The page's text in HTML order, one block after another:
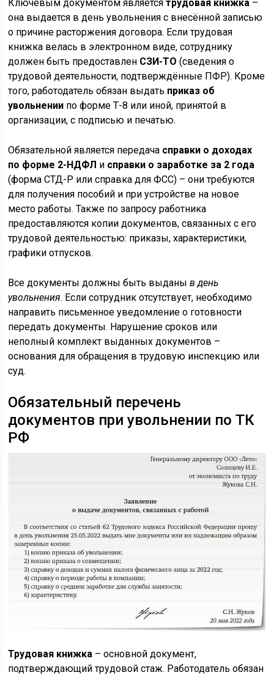
Ключевым документом являетсятрудовая книжка –
она выдается в день увольнения с внесённой записью
о причине расторжения договора. Если трудовая
книжка велась в электронном виде, сотруднику
должен быть предоставлен СЗИ-ТО (сведения о
трудовой деятельности, подтверждённые ПФР). Кроме
того, работодатель обязан выдать приказ об
увольнении по форме Т-8 или иной, принятой в
организации, с подписью и печатью.
Обязательной является передача справки о доходах
по форме 2-НДФЛ и справки о заработке за 2 года
(форма СТД-Р или справка для ФСС) – они требуются
для получения пособий и при устройстве на новое
место работы. Также по запросу работника
предоставляются копии документов, связанных с его
трудовой деятельностью: приказы, характеристики,
графики отпусков.
Все документы должны быть выданыв день
увольнения. Если сотрудник отсутствует, необходимо
направить письменное уведомление о готовности
передать документы. Нарушение сроков или
неполный комплект выданных документов –
основания для обращения в трудовую инспекцию или
суд.
Обязательный перечень
документов при увольнении по ТК
РФ
Трудовая книжка – основной документ,
подтверждающий трудовой стаж. Работодатель обязан